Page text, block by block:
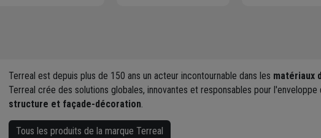
Terreal est depuis plus de 150 ans un acteur incontournable dans les matériaux
Terreal crée des solutions globales, innovantes et responsables pour
structure et façade-décoration.
Tous les produits de la marque Terreal